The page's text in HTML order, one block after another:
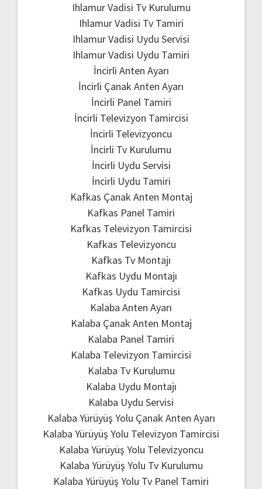
Ihlamur Vadisi Tv Kurulumu
Ihlamur Vadisi Tv Tamiri
Ihlamur Vadisi Uydu Servisi
Ihlamur Vadisi Uydu Tamiri
İncirli Anten Ayarı
İncirli Çanak Anten Ayarı
İncirli Panel Tamiri
İncirli Televizyon Tamircisi
İncirli Televizyoncu
İncirli Tv Kurulumu
İncirli Uydu Servisi
İncirli Uydu Tamiri
Kafkas Çanak Anten Montaj
Kafkas Panel Tamiri
Kafkas Televizyon Tamircisi
Kafkas Televizyoncu
Kafkas Tv Montajı
Kafkas Uydu Montajı
Kafkas Uydu Tamircisi
Kalaba Anten Ayarı
Kalaba Çanak Anten Montaj
Kalaba Panel Tamiri
Kalaba Televizyon Tamircisi
Kalaba Tv Kurulumu
Kalaba Uydu Montajı
Kalaba Uydu Servisi
Kalaba Yürüyüş Yolu Çanak Anten Ayarı
Kalaba Yürüyüş Yolu Televizyon Tamircisi
Kalaba Yürüyüş Yolu Televizyoncu
Kalaba Yürüyüş Yolu Tv Kurulumu
Kalaba Yürüyüş Yolu Tv Panel Tamiri